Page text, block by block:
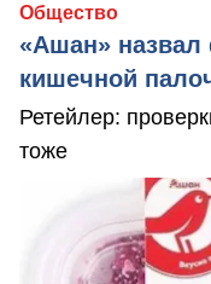
Общество
«Ашан»
кишечной
Ретейлер:
тоже